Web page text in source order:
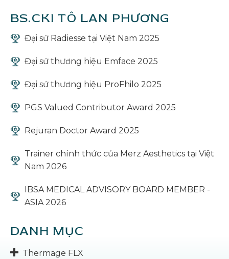
BS.CKI TÔ LAN PHƯƠNG
Đại sứ Radiesse tại Việt Nam 2025
Đại sứ thương hiệu Emface 2025
Đại sứ thương hiệu ProFhilo 2025
PGS Valued Contributor Award 2025
Rejuran Doctor Award 2025
Trainer chính thức của Merz Aesthetics tại Việt
Nam 2026
IBSA MEDICAL ADVISORY BOARD MEMBER -
ASIA 2026
DANH MỤC
Thermage FLX